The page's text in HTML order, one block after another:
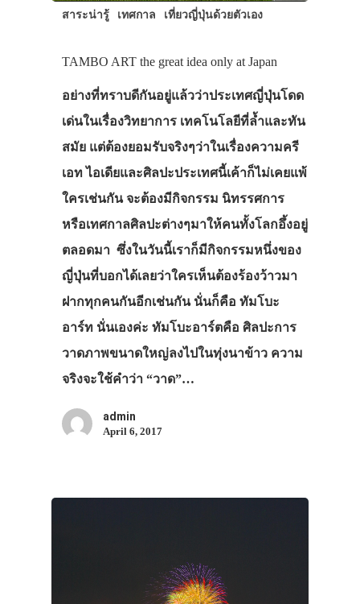
สาระน่ารู้ เทศกาล เที่ยวญี่ปุ่นด้วยตัวเอง
TAMBO ART the great idea only at Japan
อย่างที่ทราบดีกันอยู่แล้วว่าประเทศญี่ปุ่นโดด
เด่นในเรื่องวิทยาการ เทคโนโลยีที่ล้ำและทัน
สมัย แต่ต้องยอมรับจริงๆว่าในเรื่องความครี
เอท ไอเดียและศิลปะประเทศนี้เค้าก็ไม่เคยแพ้
ใครเช่นกัน จะต้องมีกิจกรรม นิทรรศการ
หรือเทศกาลศิลปะต่างๆมาให้คนทั้งโลกอึ้งอยู่
ตลอดมา ซึ่งในวันนี้เราก็มีกิจกรรมหนึ่งของ
ญี่ปุ่นที่บอกได้เลยว่าใครเห็นต้องร้องว้าวมา
ฝากทุกคนกันอีกเช่นกัน นั่นก็คือ ทัมโบะ
อาร์ท นั่นเองค่ะ ทัมโบะอาร์ตคือ ศิลปะการ
วาดภาพขนาดใหญ่ลงไปในทุ่งนาข้าว ความ
จริงจะใช้คำว่า “วาด”…
admin
April 6, 2017